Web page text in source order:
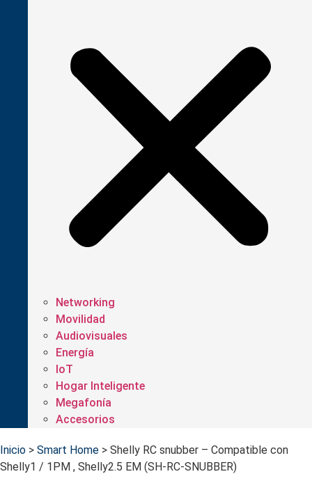
Networking
Movilidad
Audiovisuales
Energía
IoT
Hogar Inteligente
Megafonía
Accesorios
Inicio > Smart Home > Shelly RC snubber – Compatible con
Shelly1 / 1PM , Shelly2.5 EM (SH-RC-SNUBBER)